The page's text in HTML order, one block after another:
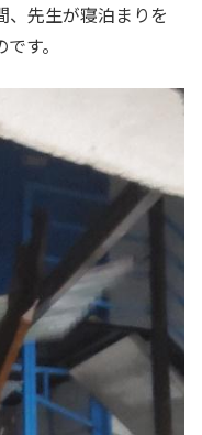
、先生が寝泊まりを
す。